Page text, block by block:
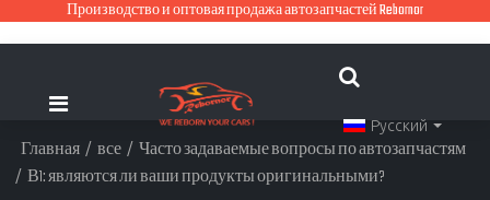
Производство и оптовая продажа автозапчастей Rebornor
Русский
Главная / все / Часто задаваемые вопросы по автозапчастям
/ В1: являются ли ваши продукты оригинальными?